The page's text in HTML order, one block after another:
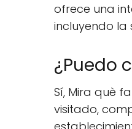
ofrece una
incluyendo la
¿Puedo
Sí, Mira què
visitado,